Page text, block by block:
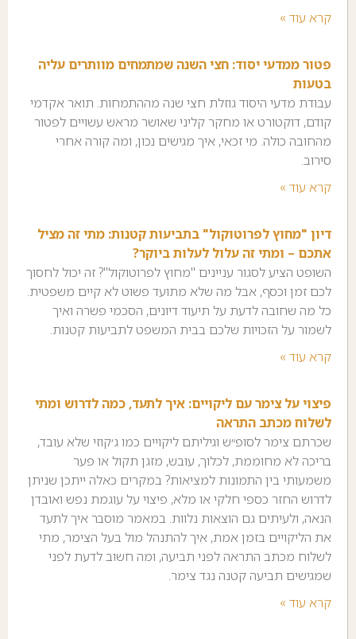
קרא עוד »
פטור ממדעי יסוד: חצי השנה שמתמחים מוותרים עליה
בטעות
עבודת מדעי היסוד גוזלת חצי שנה מההתמחות. תואר אקדמי
קודם, דוקטורט או מחקר קליני שאושר מראש עשויים לפטור
מהחובה כולה. מי זכאי, איך מגישים נכון, ומה קורה אחרי
סירוב.
קרא עוד »
דיון "מחוץ לפרוטוקול" בתביעות קטנות: מתי זה מציל
אתכם – ומתי זה עלול לעלות ביוקר?
השופט הציע לסגור עניינים "מחוץ לפרוטוקול"? זה יכול לחסוך
לכם זמן וכסף, אבל מה שלא מתועד פשוט לא קיים משפטית.
כל מה שחובה לדעת על תיעוד דיונים, הסכמי פשרה ואיך
לשמור על הזכויות שלכם בבית המשפט לתביעות קטנות.
קרא עוד »
פיצוי על צימר עם ליקויים: איך לתעד, כמה לדרוש ומתי
לשלוח מכתב התראה
שכרתם צימר לסופ״ש וגיליתם ליקויים כמו ג׳קוזי שלא עובד,
בריכה לא מחוממת, לכלוך, עובש, מזגן תקול או פער
משמעותי בין התמונות למציאות? במקרים כאלה ייתכן שניתן
לדרוש החזר כספי חלקי או מלא, פיצוי על עוגמת נפש ואובדן
הנאה, ולעיתים גם הוצאות נלוות. במאמר מוסבר איך לתעד
את הליקויים בזמן אמת, איך להתנהל מול בעל הצימר, מתי
לשלוח מכתב התראה לפני תביעה, ומה חשוב לדעת לפני
שמגישים תביעה קטנה נגד צימר.
קרא עוד »